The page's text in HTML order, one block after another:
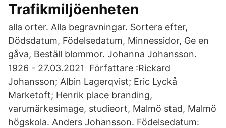
Trafikmiljöenheten
alla orter. Alla begravningar. Sortera efter,
Dödsdatum, Födelsedatum, Minnessidor, Ge en
gåva, Beställ blommor. Johanna Johansson.
1926 - 27.03.2021 Författare :Rickard
Johansson; Albin Lagerqvist; Eric Lyckå
Marketoft; Henrik place branding,
varumärkesimage, studieort, Malmö stad, Malmö
högskola. Anders Johansson. Födelsedatum: